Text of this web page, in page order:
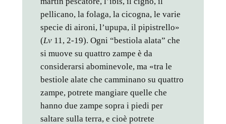
pellicano, la folaga, la cicogna, le varie
specie di aironi, l’upupa, il pipistrello»
(Lv 11, 2-19). Ogni “bestiola alata” che
si muove su quattro zampe è da
considerarsi abominevole, ma «tra le
bestiole alate che camminano su quattro
zampe, potrete mangiare quelle che
hanno due zampe sopra i piedi per
saltare sulla terra, e cioè potrete